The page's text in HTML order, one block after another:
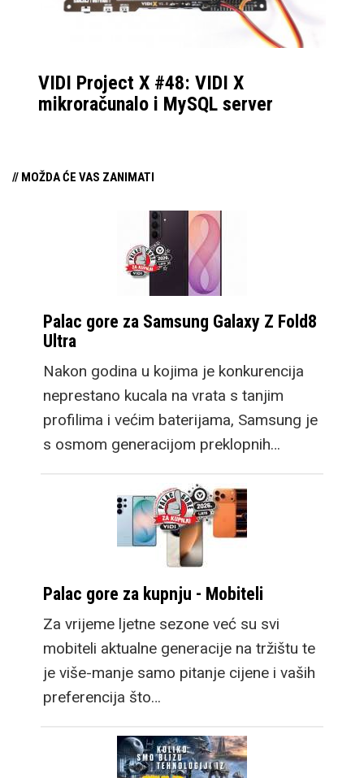
VIDI Project X #48: VIDI X
mikroračunalo i MySQL server
// MOŽDA ĆE VAS ZANIMATI
Palac gore za Samsung Galaxy Z Fold8
Ultra
Nakon godina u kojima je konkurencija
neprestano kucala na vrata s tanjim
profilima i većim baterijama, Samsung je
s osmom generacijom preklopnih…
Palac gore za kupnju - Mobiteli
Za vrijeme ljetne sezone već su svi
mobiteli aktualne generacije na tržištu te
je više-manje samo pitanje cijene i vaših
preferencija što…